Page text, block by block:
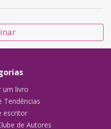
um livro
Tendências
escritor
de Autores